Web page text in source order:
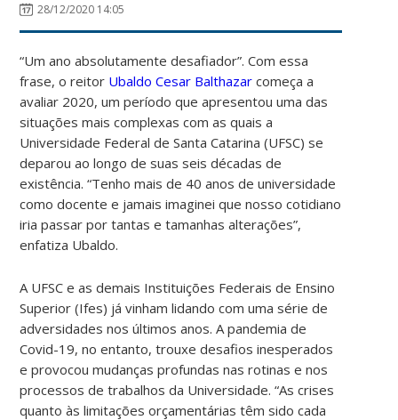
28/12/2020 14:05
“Um ano absolutamente desafiador”. Com essa
frase, o reitor Ubaldo Cesar Balthazar começa a
avaliar 2020, um período que apresentou uma das
situações mais complexas com as quais a
Universidade Federal de Santa Catarina (UFSC) se
deparou ao longo de suas seis décadas de
existência. “Tenho mais de 40 anos de universidade
como docente e jamais imaginei que nosso cotidiano
iria passar por tantas e tamanhas alterações”,
enfatiza Ubaldo.
A UFSC e as demais Instituições Federais de Ensino
Superior (Ifes) já vinham lidando com uma série de
adversidades nos últimos anos. A pandemia de
Covid-19, no entanto, trouxe desafios inesperados
e provocou mudanças profundas nas rotinas e nos
processos de trabalhos da Universidade. “As crises
quanto às limitações orçamentárias têm sido cada